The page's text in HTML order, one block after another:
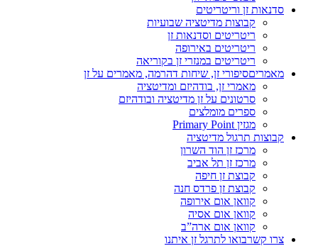
סדנאות זן וריטריטים
קבוצות מדיטציה שבועיות
ריטריטים וסדנאות זן
ריטריטים באירופה
ריטריטים במנזרי זן בקוריאה
מאמריםסיפורי זן, שיחות דהרמה, מאמרים על זן
מאמרי זן, בודהיזם ומדיטציה
סרטונים על זן מדיטציה ובודהיזם
ספרים מומלצים
מגזין Primary Point
קבוצות תרגול מדיטציה
מרכז זן הוד השרון
מרכז זן תל אביב
קבוצת זן חיפה
קבוצת זן פרדס חנה
קוואן אום אירופה
קוואן אום אסיה
קוואן אום ארה”ב
צרו קשרבואו לתרגל זן איתנו